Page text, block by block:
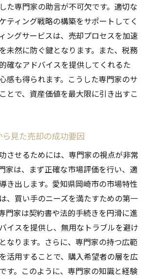
た専門家の助言が不可欠です。適切な
ティング戦略の構築をサポートしてく
ングサービスは、売却プロセスを加速
未然に防ぐ鍵となります。また、税務
確なアドバイスを提供してくれるた
感も得られます。こうした専門家のサ
とで、資産価値を最大限に引き出すこ
見た売却の成功要因
させるためには、専門家の視点が非常
家は、まず正確な市場評価を行い、適
き出します。愛知県岡崎市の市場特性
、買い手のニーズを満たすための第一
門家は契約書や法的手続きを円滑に進
イスを提供し、無用なトラブルを避け
なります。さらに、専門家の持つ広範
活用することで、購入希望者の層を広
す。このように、専門家の知識と経験